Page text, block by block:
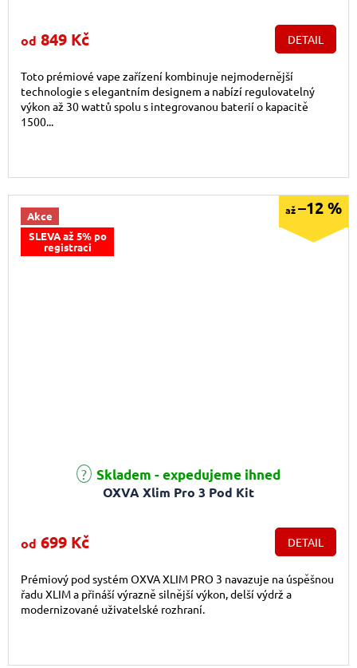
od 849 Kč DETAIL
Toto prémiové vape zařízení kombinuje nejmodernější
technologie s elegantním designem a nabízí regulovatelný
výkon až 30 wattů spolu s integrovanou baterií o kapacitě
1500...
Akce
SLEVA až 5% po
registraci
až–12 %
OXVA Xlim Pro 3 Pod Kit
Průměrné hodnocení produktu je 5,0 z 5 hvězdiček.
Skladem - expedujeme ihned
od 699 Kč DETAIL
Prémiový pod systém OXVA XLIM PRO 3 navazuje na úspěšnou
řadu XLIM a přináší výrazně silnější výkon, delší výdrž a
modernizované uživatelské rozhraní.